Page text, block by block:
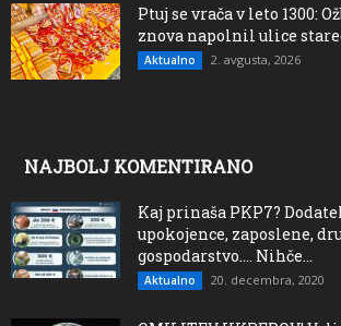
Ptuj se vrača v leto 1300:
znova napolnil ulice
Aktualno 2. avgusta, 2026
NAJBOLJ KOMENTIRANO
Kaj prinaša PKP7?
upokojence, zaposlene,
gospodarstvo…. Nihče...
Aktualno 20. decembra, 2020